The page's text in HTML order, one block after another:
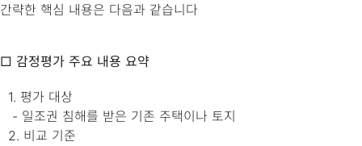
간략한 핵심 내용은 다음과 같습니다
□ 감정평가 주요 내용 요약
1. 평가 대상
- 일조권 침해를 받은 기존 주택이나 토지
2. 비교 기준